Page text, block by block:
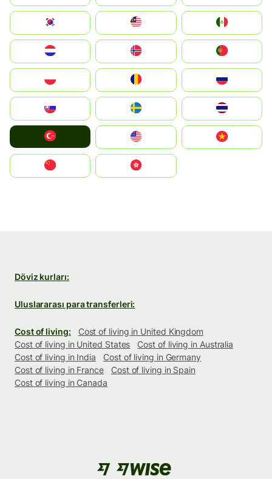
South Korea
United States
中國香港特別行政區
Döviz kurları:
Uluslararası para transferleri:
Cost of living:
Cost of living in United Kingdom
Cost of living in United States
Cost of living in Australia
Cost of living in India
Cost of living in Germany
Cost of living in France
Cost of living in Spain
Cost of living in Canada